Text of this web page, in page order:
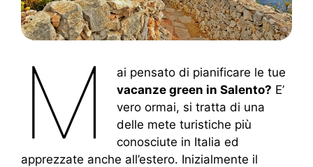
M
ai pensato di pianificare le tue
vacanze green in Salento? E’
vero ormai, si tratta di una
delle mete turistiche più
conosciute in Italia ed
apprezzate anche all’estero. Inizialmente il